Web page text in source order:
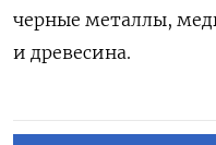
черные металлы,
и древесина.